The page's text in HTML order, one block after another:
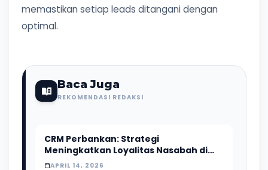
memastikan setiap leads ditangani dengan
optimal.
Baca Juga
REKOMENDASI REDAKSI
CRM Perbankan: Strategi
Meningkatkan Loyalitas Nasabah di
Era Digital
APRIL 14, 2026